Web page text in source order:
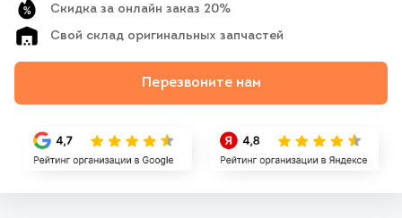
Скидка за онлайн заказ 20%
Свой склад оригинальных запчастей
Перезвоните нам